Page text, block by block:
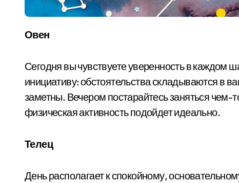
Овен
Сегодня вы чувствуете уверенность в каждом
инициативу: обстоятельства складываются в
заметны. Вечером постарайтесь заняться чем-
физическая активность подойдет идеально.
Телец
День располагает к спокойному,